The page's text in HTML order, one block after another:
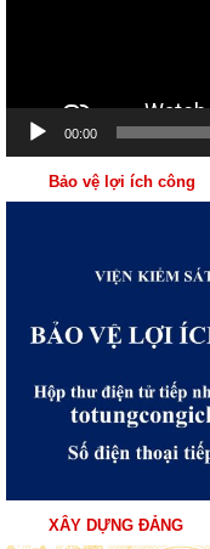
00:00
Bảo vệ lợi ích công
XÂY DỰNG ĐẢNG